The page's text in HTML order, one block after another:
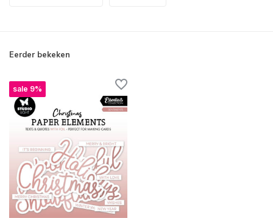
Eerder bekeken
sale 9%